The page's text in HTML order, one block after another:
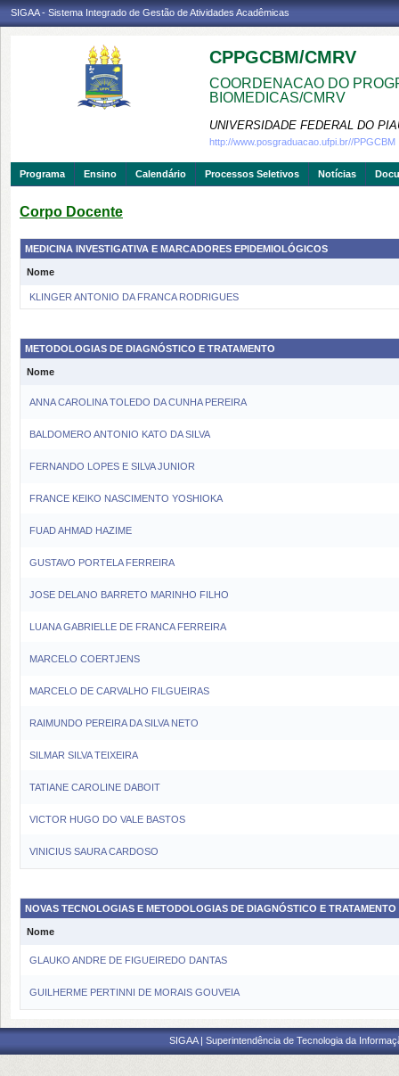
SIGAA - Sistema Integrado de Gestão de Atividades Acadêmicas
CPPGCBM/CMRV
COORDENACAO DO
BIOMEDICAS/CMRV
UNIVERSIDADE FEDERAL DO
http://www.posgraduacao.ufpi.br//PPGCBM
Programa Ensino Calendário Processos Seletivos Notícias
Corpo Docente
MEDICINA INVESTIGATIVA E MARCADORES EPIDEMIOLÓGICOS
Nome
KLINGER ANTONIO DA FRANCA RODRIGUES
METODOLOGIAS DE DIAGNÓSTICO E TRATAMENTO
Nome
ANNA CAROLINA TOLEDO DA CUNHA PEREIRA
BALDOMERO ANTONIO KATO DA SILVA
FERNANDO LOPES E SILVA JUNIOR
FRANCE KEIKO NASCIMENTO YOSHIOKA
FUAD AHMAD HAZIME
GUSTAVO PORTELA FERREIRA
JOSE DELANO BARRETO MARINHO FILHO
LUANA GABRIELLE DE FRANCA FERREIRA
MARCELO COERTJENS
MARCELO DE CARVALHO FILGUEIRAS
RAIMUNDO PEREIRA DA SILVA NETO
SILMAR SILVA TEIXEIRA
TATIANE CAROLINE DABOIT
VICTOR HUGO DO VALE BASTOS
VINICIUS SAURA CARDOSO
NOVAS TECNOLOGIAS E METODOLOGIAS DE DIAGNÓSTICO E TRATAMENTO
Nome
GLAUKO ANDRE DE FIGUEIREDO DANTAS
GUILHERME PERTINNI DE MORAIS GOUVEIA
SIGAA | Superintendência de Tecnologia da